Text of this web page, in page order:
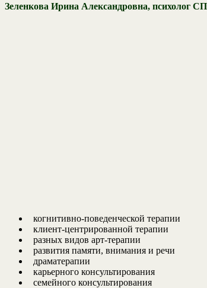
Зеленкова Ирина Александровна, психолог
когнитивно-поведенческой терапии
клиент-центрированной терапии
разных видов арт-терапии
развития памяти, внимания и речи
драматерапии
карьерного консультирования
семейного консультирования